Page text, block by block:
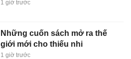
1 giờ trước
Những cuốn sách mở ra thế
giới mới cho thiếu nhi
1 giờ trước